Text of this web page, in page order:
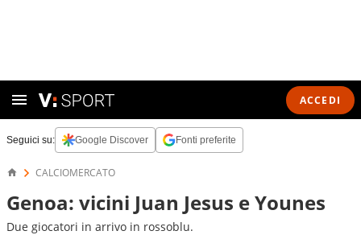
ACCEDI
Seguici su: Google Discover Fonti preferite
CALCIOMERCATO
Genoa: vicini Juan Jesus e Younes
Due giocatori in arrivo in rossoblu.